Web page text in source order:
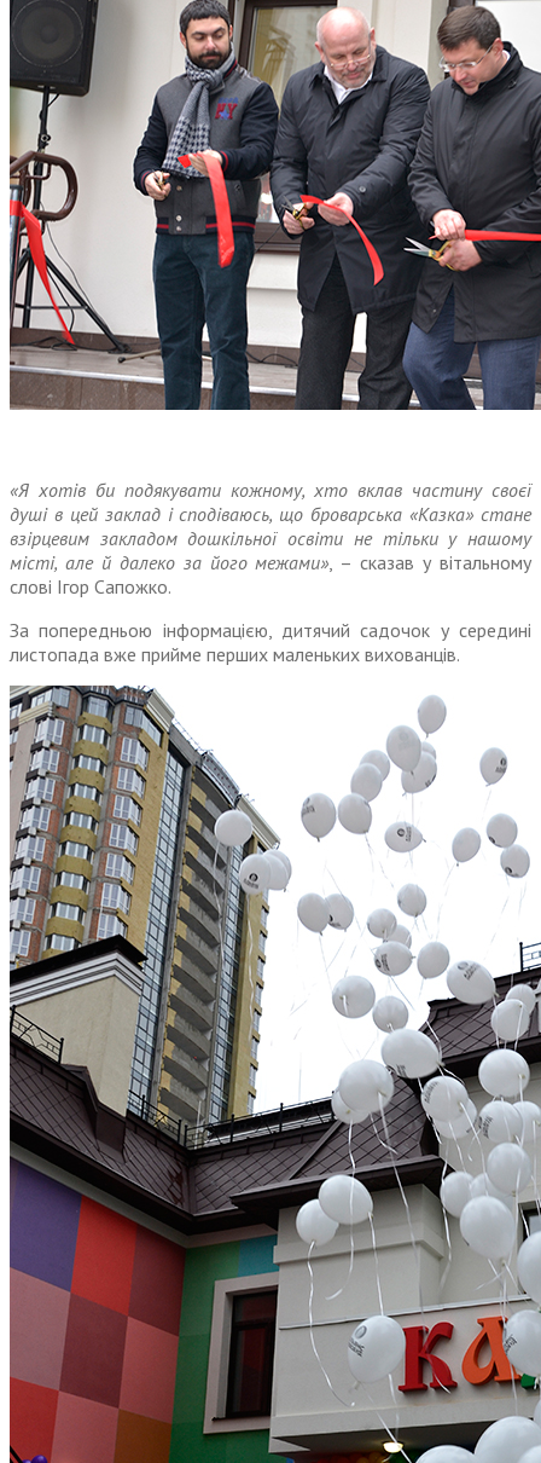
«Я хотів би подякувати кожному, хто вклав частину своєї
душі в цей заклад і сподіваюсь, що броварська «Казка» стане
взірцевим закладом дошкільної освіти не тільки у нашому
місті, але й далеко за його межами», – сказав у вітальному
слові Ігор Сапожко.
За попередньою інформацією, дитячий садочок у середині
листопада вже прийме перших маленьких вихованців.